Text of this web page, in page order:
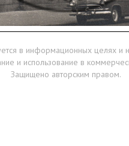
в информационных целях и
и использование в
Защищено авторским правом.